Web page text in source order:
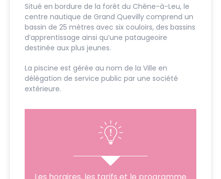
Situé en bordure de la forêt du Chêne-à-Leu, le
centre nautique de Grand Quevilly comprend un
bassin de 25 mètres avec six couloirs, des bassins
d’apprentissage ainsi qu’une pataugeoire
destinée aux plus jeunes.
La piscine est gérée au nom de la Ville en
délégation de service public par une société
extérieure.